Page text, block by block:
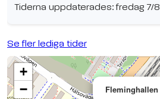
Tiderna uppdaterades: fredag 7/8
Se fler lediga tider
Fleminghallen
+
−